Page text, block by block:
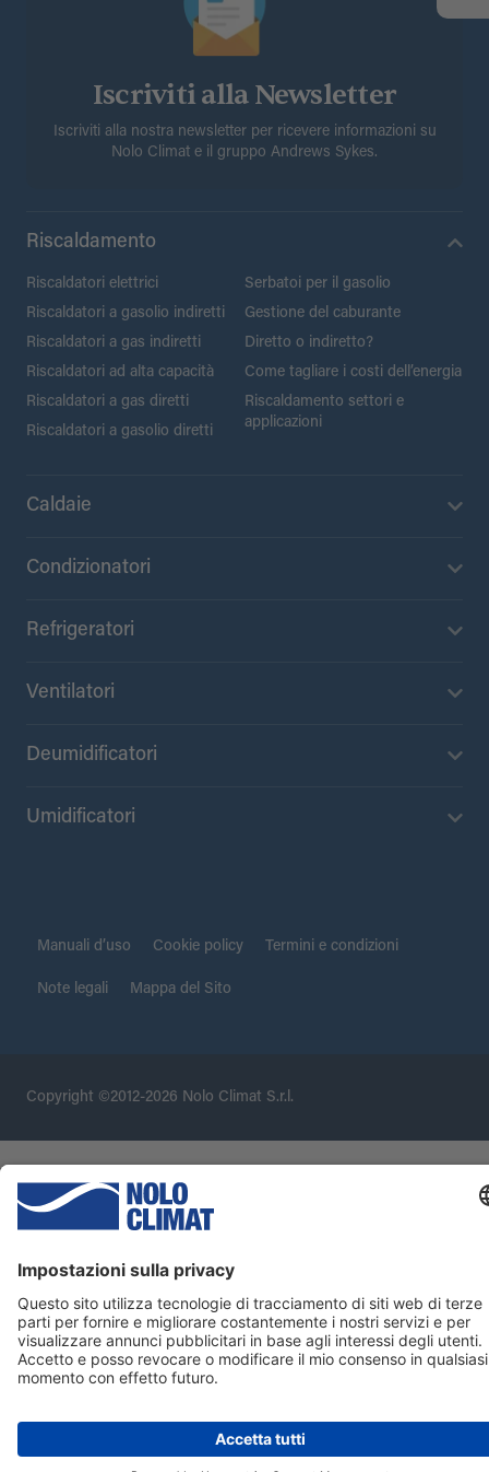
Iscriviti alla Newsletter
Iscriviti alla nostra newsletter per ricevere informazioni su
Nolo Climat e il gruppo Andrews Sykes.
Riscaldamento
Riscaldatori elettrici
Riscaldatori a gasolio indiretti
Riscaldatori a gas indiretti
Riscaldatori ad alta capacità
Riscaldatori a gas diretti
Riscaldatori a gasolio diretti
Serbatoi per il gasolio
Gestione del caburante
Diretto o indiretto?
Come tagliare i costi dell’energia
Riscaldamento settori e
applicazioni
Caldaie
Condizionatori
Refrigeratori
Ventilatori
Deumidificatori
Umidificatori
Manuali d’uso Cookie policy Termini e condizioni
Note legali Mappa del Sito
Copyright ©2012-2026 Nolo Climat S.r.l.